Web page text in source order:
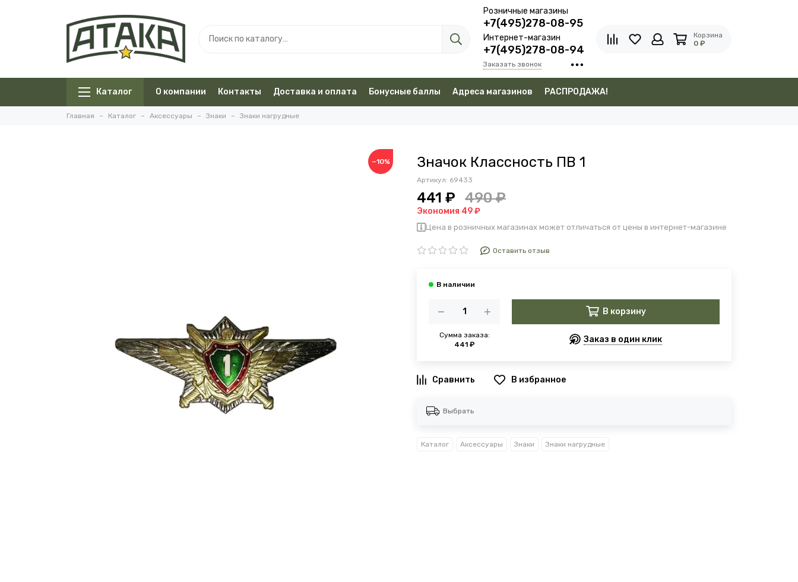
Розничные магазины
+7(495)278-08-95
Интернет-магазин
+7(495)278-08-94
Заказать звонок
Корзина
0 ₽
Каталог О компании Контакты Доставка и оплата Бонусные баллы Адреса магазинов РАСПРОДАЖА!
Главная Каталог Аксессуары Знаки Знаки нагрудные
−10% Значок Классность ПВ 1
Артикул: 69433
441 ₽ 490 ₽
Экономия 49 ₽
Цена в розничных магазинах может отличаться от цены в интернет-магазине
Оставить отзыв
Сумма заказа:
441 ₽
В корзину
Заказ в один клик
В избранное
Выбрать
Каталог Аксессуары Знаки Знаки нагрудные